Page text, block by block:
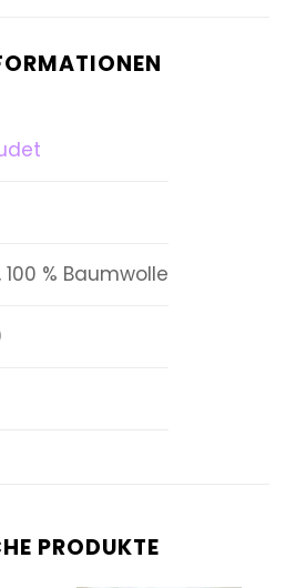
100 % Baumwolle
PRODUKTE